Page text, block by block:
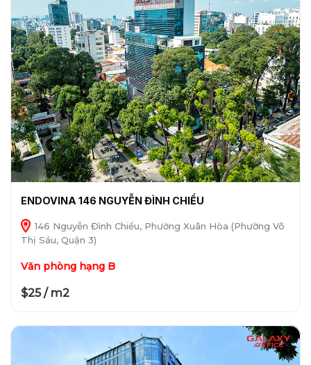
ENDOVINA 146 NGUYỄN ĐÌNH CHIỂU
146 Nguyễn Đình Chiểu, Phường Xuân Hòa (Phường Võ
Thị Sáu, Quận 3)
Văn phòng hạng B
$25 / m2